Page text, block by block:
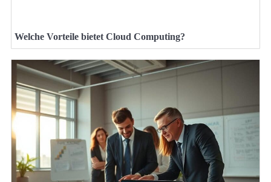
Welche Vorteile bietet Cloud Computing?